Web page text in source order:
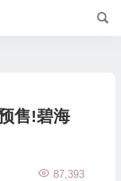
售!碧海
87,393